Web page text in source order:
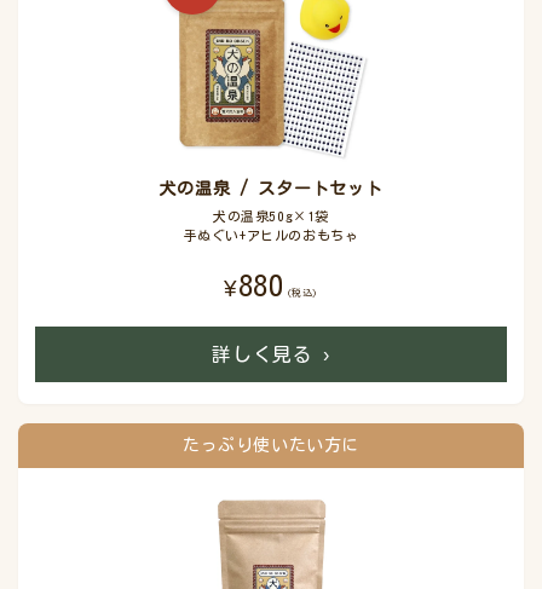
犬の温泉 / スタートセット
犬の温泉50g×1袋
手ぬぐい+アヒルのおもちゃ
¥880 (税込)
詳しく見る ›
たっぷり使いたい方に